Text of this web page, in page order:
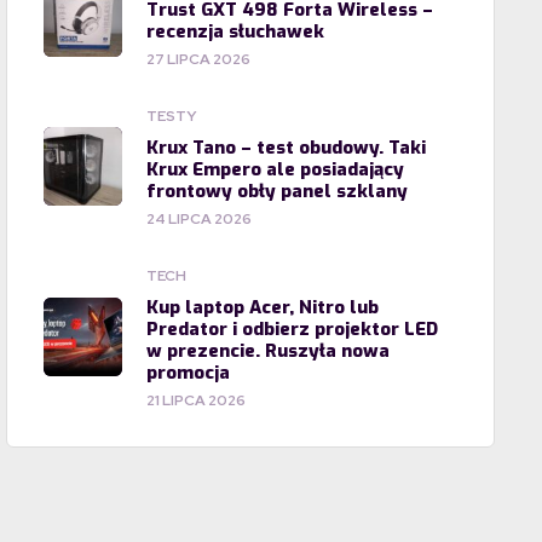
Trust GXT 498 Forta Wireless –
recenzja słuchawek
27 LIPCA 2026
TESTY
Krux Tano – test obudowy. Taki
Krux Empero ale posiadający
frontowy obły panel szklany
24 LIPCA 2026
TECH
Kup laptop Acer, Nitro lub
Predator i odbierz projektor LED
w prezencie. Ruszyła nowa
promocja
21 LIPCA 2026